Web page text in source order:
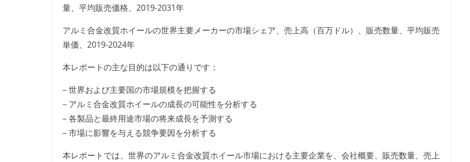
量、平均販売価格、2019-2031年
アルミ合金改質ホイールの世界主要メーカーの市場シェア、売上高（百万ドル）、販売数量、平均販売
単価、2019-2024年
本レポートの主な目的は以下の通りです：
– 世界および主要国の市場規模を把握する
– アルミ合金改質ホイールの成長の可能性を分析する
– 各製品と最終用途市場の将来成長を予測する
– 市場に影響を与える競争要因を分析する
本レポートでは、世界のアルミ合金改質ホイール市場における主要企業を、会社概要、販売数量、売上